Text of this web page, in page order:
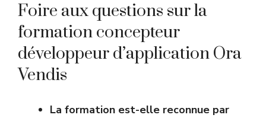
Foire aux questions sur la
formation concepteur
développeur d’application Ora
Vendis
La formation est-elle reconnue par